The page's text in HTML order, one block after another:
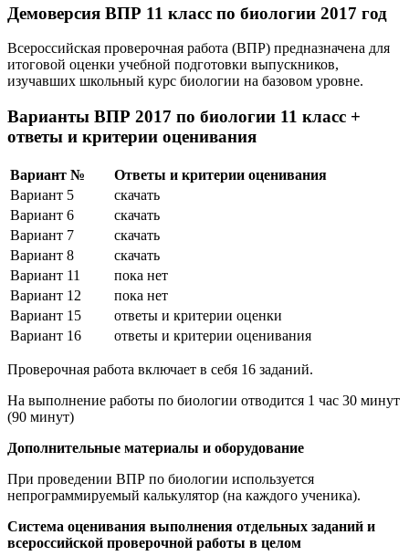
Демоверсия ВПР 11 класс по биологии 2017 год
Всероссийская проверочная работа (ВПР) предназначена для
итоговой оценки учебной подготовки выпускников,
изучавших школьный курс биологии на базовом уровне.
Варианты ВПР 2017 по биологии 11 класс +
ответы и критерии оценивания
Вариант №
Ответы и критерии оценивания
Вариант 5
скачать
Вариант 6
скачать
Вариант 7
скачать
Вариант 8
скачать
Вариант 11
пока нет
Вариант 12
пока нет
Вариант 15
ответы и критерии оценки
Вариант 16
ответы и критерии оценивания
Проверочная работа включает в себя 16 заданий.
На выполнение работы по биологии отводится 1 час 30 минут
(90 минут)
Дополнительные материалы и оборудование
При проведении ВПР по биологии используется
непрограммируемый калькулятор (на каждого ученика).
Система оценивания выполнения отдельных заданий и
всероссийской проверочной работы в целом